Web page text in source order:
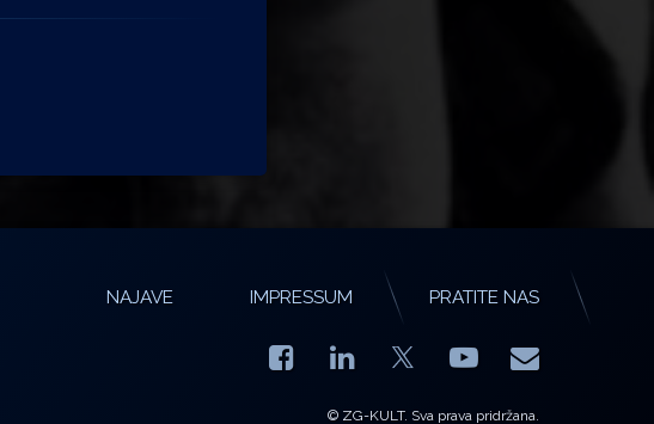
NAJAVE IMPRESSUM PRATITE NAS
Facebook
LinkedIn YouTube
E-mail
© ZG-KULT. Sva prava pridržana.